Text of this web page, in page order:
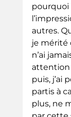
pourquoi
autres.
je mérité
n’ai
attention
puis, j’ai
partis à
plus, ne